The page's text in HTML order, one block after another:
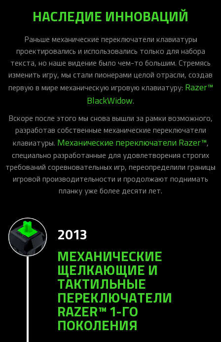
НАСЛЕДИЕ ИННОВАЦИЙ
Раньше механические переключатели клавиатуры
проектировались и использовались только для набора
текста, но наше видение было чем-то большим. Стремясь
изменить игру, мы стали пионерами целой отрасли, создав
первую в мире механическую игровую клавиатуру: Razer™
BlackWidow.
Вскоре после этого мы снова вышли за рамки возможного,
разработав собственные механические переключатели
клавиатуры. Механические переключатели Razer™,
специально разработанные для удовлетворения строгих
требований соревновательных игр, переопределили границы
игровой производительности и продолжают поднимать
планку уже более десяти лет.
2013
МЕХАНИЧЕСКИЕ
ЩЕЛКАЮЩИЕ И
ТАКТИЛЬНЫЕ
ПЕРЕКЛЮЧАТЕЛИ
RAZER™ 1-ГО
ПОКОЛЕНИЯ